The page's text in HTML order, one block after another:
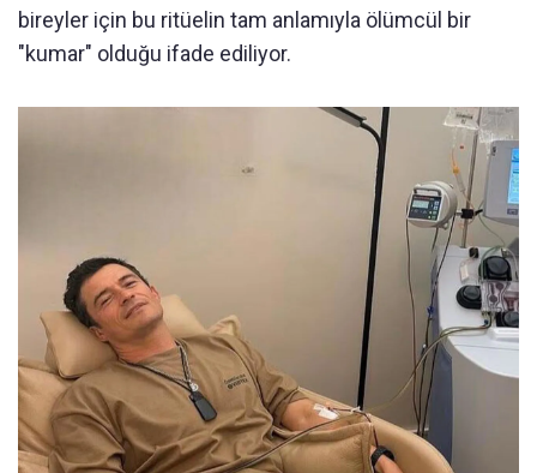
bireyler için bu ritüelin tam anlamıyla ölümcül bir
"kumar" olduğu ifade ediliyor.